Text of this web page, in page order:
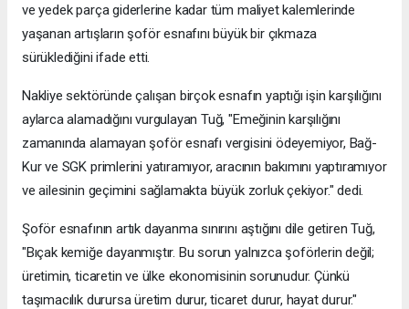
ve yedek parça giderlerine kadar tüm maliyet kalemlerinde
yaşanan artışların şoför esnafını büyük bir çıkmaza
sürüklediğini ifade etti.
Nakliye sektöründe çalışan birçok esnafın yaptığı işin karşılığını
aylarca alamadığını vurgulayan Tuğ, "Emeğinin karşılığını
zamanında alamayan şoför esnafı vergisini ödeyemiyor, Bağ-
Kur ve SGK primlerini yatıramıyor, aracının bakımını yaptıramıyor
ve ailesinin geçimini sağlamakta büyük zorluk çekiyor." dedi.
Şoför esnafının artık dayanma sınırını aştığını dile getiren Tuğ,
"Bıçak kemiğe dayanmıştır. Bu sorun yalnızca şoförlerin değil;
üretimin, ticaretin ve ülke ekonomisinin sorunudur. Çünkü
taşımacılık durursa üretim durur, ticaret durur, hayat durur."